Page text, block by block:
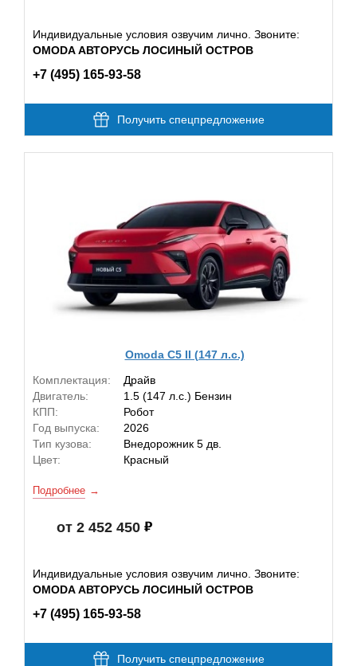
Индивидуальные условия озвучим лично. Звоните:
OMODA АВТОРУСЬ ЛОСИНЫЙ ОСТРОВ
+7 (495) 165-93-58
Получить спецпредложение
Omoda C5 II (147 л.с.)
Комплектация:
Драйв
Двигатель:
1.5 (147 л.с.) Бензин
КПП:
Робот
Год выпуска:
2026
Тип кузова:
Внедорожник 5 дв.
Цвет:
Красный
Подробнее
от 2 452 450
Индивидуальные условия озвучим лично. Звоните:
OMODA АВТОРУСЬ ЛОСИНЫЙ ОСТРОВ
+7 (495) 165-93-58
Получить спецпредложение